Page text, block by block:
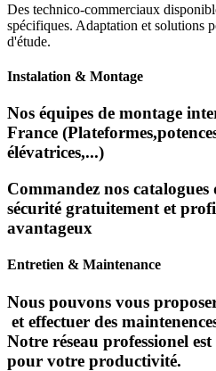
Des technico-commerciaux
spécifiques. Adaptation et solutions
d'étude.
Instalation & Montage
Nos équipes de montage
France
élévatrices,...)
Commandez nos
sécurité gratuitement et
avantageux
Entretien & Maintenance
Nous pouvons vous
et effectuer des
Notre réseau professionel
pour votre productivité.